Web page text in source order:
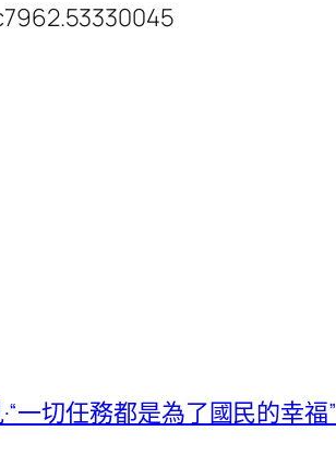
一切任務都是為了國民的幸福”